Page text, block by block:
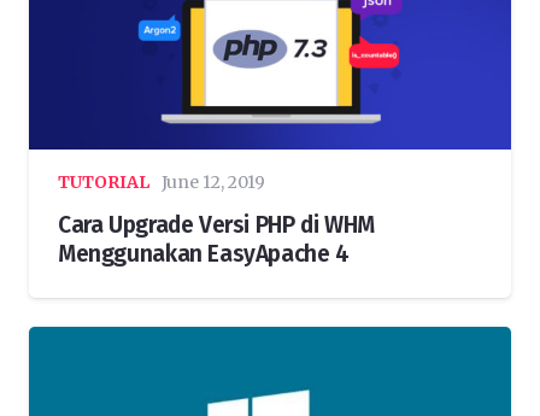
TUTORIAL June 12, 2019
Cara Upgrade Versi PHP di WHM
Menggunakan EasyApache 4